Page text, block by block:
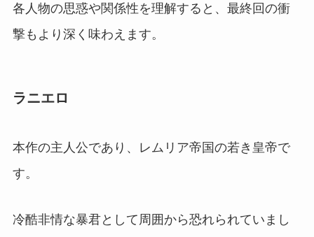
各人物の思惑や関係性を理解すると、最終回の衝
撃もより深く味わえます。
ラニエロ
本作の主人公であり、レムリア帝国の若き皇帝で
す。
冷酷非情な暴君として周囲から恐れられていまし